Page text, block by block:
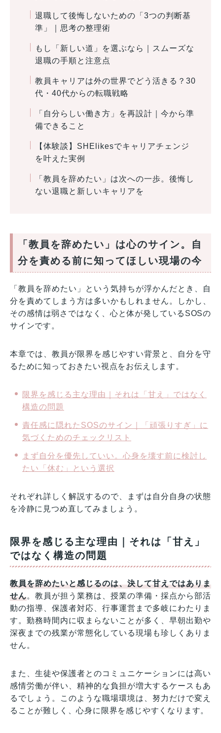
退職して後悔しないための「3つの判断基
準」｜思考の整理術
もし「新しい道」を選ぶなら｜スムーズな
退職の手順と注意点
教員キャリアは外の世界でどう活きる？30
代・40代からの転職戦略
「自分らしい働き方」を再設計｜今から準
備できること
【体験談】SHElikesでキャリアチェンジ
を叶えた実例
「教員を辞めたい」は次への一歩。後悔し
ない退職と新しいキャリアを
「教員を辞めたい」は心のサイン。自
分を責める前に知ってほしい現場の今
「教員を辞めたい」という気持ちが浮かんだとき、自
分を責めてしまう方は多いかもしれません。しかし、
その感情は弱さではなく、心と体が発しているSOSの
サインです。
本章では、教員が限界を感じやすい背景と、自分を守
るために知っておきたい視点をお伝えします。
限界を感じる主な理由｜それは「甘え」ではなく
構造の問題
責任感に隠れたSOSのサイン｜「頑張りすぎ」に
気づくためのチェックリスト
まず自分を優先していい。心身を壊す前に検討し
たい「休む」という選択
それぞれ詳しく解説するので、まずは自分自身の状態
を冷静に見つめ直してみましょう。
限界を感じる主な理由｜それは「甘え」
ではなく構造の問題
教員を辞めたいと感じるのは、決して甘えではありま
せん。教員が担う業務は、授業の準備・採点から部活
動の指導、保護者対応、行事運営まで多岐にわたりま
す。勤務時間内に収まらないことが多く、早朝出勤や
深夜までの残業が常態化している現場も珍しくありま
せん。
また、生徒や保護者とのコミュニケーションには高い
感情労働が伴い、精神的な負担が増大するケースもあ
るでしょう。このような職場環境は、努力だけで変え
ることが難しく、心身に限界を感じやすくなります。